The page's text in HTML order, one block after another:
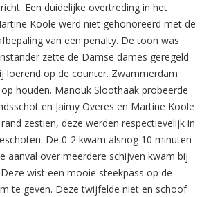
Een duidelijke overtreding in het
Koole werd niet gehonoreerd met de
van een penalty. De toon was
zette de Damse dames geregeld
loerend op de counter. Zwammerdam
houden. Manouk Sloothaak probeerde
en Jaimy Overes en Martine Koole
zestien, deze werden respectievelijk in
De 0-2 kwam alsnog 10 minuten
aanval over meerdere schijven kwam bij
wist een mooie steekpass op de
te geven. Deze twijfelde niet en schoof